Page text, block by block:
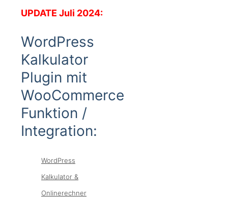
UPDATE Juli 2024:
WordPress
Kalkulator
Plugin mit
WooCommerce
Funktion /
Integration:
WordPress
Kalkulator &
Onlinerechner